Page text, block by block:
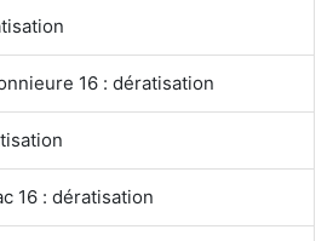
16 : dératisation
16 : dératisation